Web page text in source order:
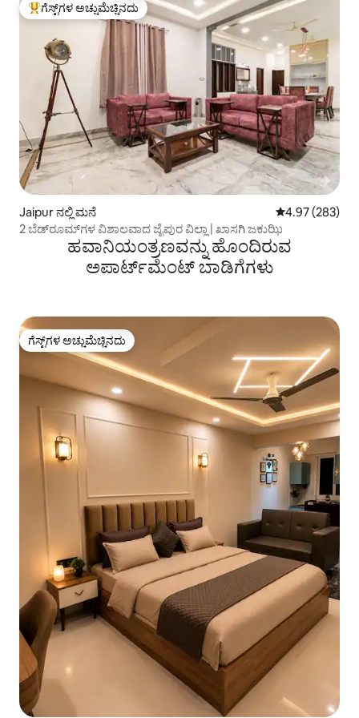
ಗೆಸ್ಟ್‌ಗಳಿಗೆ ಅತಿ ಹೆಚ್ಚು ಅಚ್ಚುಮೆಚ್ಚಿನದು
ಗೆಸ್ಟ್‌ಗಳ ಅಚ್ಚುಮೆಚ್ಚಿನದು
Jaipur ನಲ್ಲಿ ಮನೆ 5 ರಲ್ಲಿ 4.97
4.97 (283)
2 ಬೆಡ್‌ರೂಮ್‌ಗಳ ವಿಶಾಲವಾದ ಜೈಪುರ ವಿಲ್ಲಾ | ಖಾಸಗಿ ಜಕುಝಿ
ಹವಾನಿಯಂತ್ರಣವನ್ನು ಹೊಂದಿರುವ
ಅಪಾರ್ಟ್‌ಮೆಂಟ್‌ ಬಾಡಿಗೆಗಳು
ಗೆಸ್ಟ್‌ಗಳ ಅಚ್ಚುಮೆಚ್ಚಿನದು
ಗೆಸ್ಟ್‌ಗಳ ಅಚ್ಚುಮೆಚ್ಚಿನದು